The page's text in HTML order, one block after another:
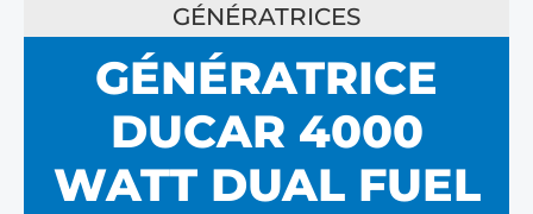
GÉNÉRATRICES
GÉNÉRATRICE
DUCAR 4000
WATT DUAL FUEL